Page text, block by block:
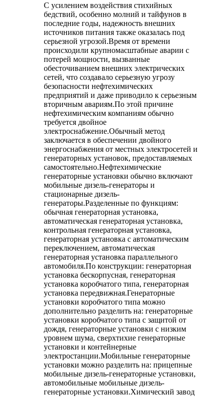
С усилением воздействия стихийных
бедствий, особенно молний и тайфунов в
последние годы, надежность внешних
источников питания также оказалась под
серьезной угрозой.Время от времени
происходили крупномасштабные аварии с
потерей мощности, вызванные
обесточиванием внешних электрических
сетей, что создавало серьезную угрозу
безопасности нефтехимических
предприятий и даже приводило к серьезным
вторичным авариям.По этой причине
нефтехимическим компаниям обычно
требуется двойное
электроснабжение.Обычный метод
заключается в обеспечении двойного
энергоснабжения от местных электросетей и
генераторных установок, предоставляемых
самостоятельно.Нефтехимические
генераторные установки обычно включают
мобильные дизель-генераторы и
стационарные дизель-
генераторы.Разделенные по функциям:
обычная генераторная установка,
автоматическая генераторная установка,
контрольная генераторная установка,
генераторная установка с автоматическим
переключением, автоматическая
генераторная установка параллельного
автомобиля.По конструкции: генераторная
установка бескорпусная, генераторная
установка коробчатого типа, генераторная
установка передвижная.Генераторные
установки коробчатого типа можно
дополнительно разделить на: генераторные
установки коробчатого типа с защитой от
дождя, генераторные установки с низким
уровнем шума, сверхтихие генераторные
установки и контейнерные
электростанции.Мобильные генераторные
установки можно разделить на: прицепные
мобильные дизель-генераторные установки,
автомобильные мобильные дизель-
генераторные установки.Химический завод